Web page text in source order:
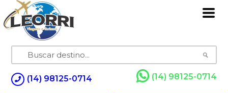
(14) 98125-0714 (14) 98125-0714